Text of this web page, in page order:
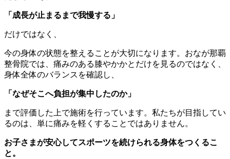
「成長が止まるまで我慢する」
だけではなく、
今の身体の状態を整えることが大切になります。おなが那覇
整骨院では、痛みのある膝やかかとだけを見るのではなく、
身体全体のバランスを確認し、
「なぜそこへ負担が集中したのか」
まで評価した上で施術を行っています。私たちが目指してい
るのは、単に痛みを軽くすることではありません。
お子さまが安心してスポーツを続けられる身体をつくるこ
と。